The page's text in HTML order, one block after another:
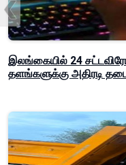
இலங்கையில் 24
தளங்களுக்கு அதிரடி